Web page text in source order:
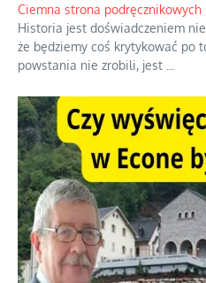
Ciemna strona
Historia jest doświadczeniem
że będziemy coś krytykować po
powstania nie zrobili, jest